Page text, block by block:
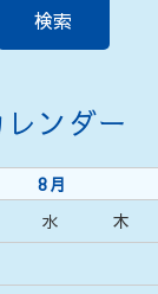
レンダー
8月
水 木